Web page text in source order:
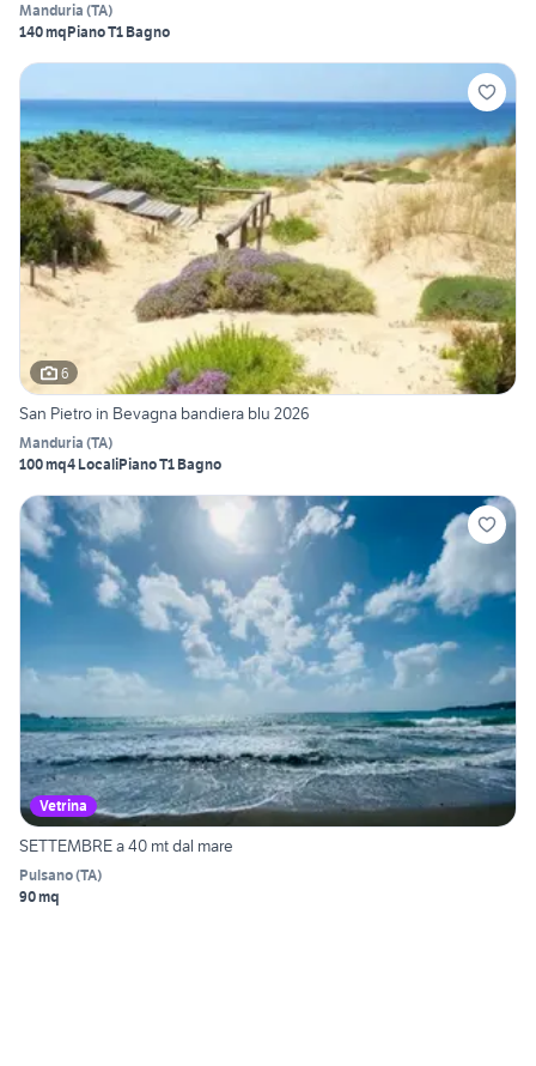
Manduria (TA)
140 mqPiano T1 Bagno
6
San Pietro in Bevagna bandiera blu 2026
Manduria (TA)
100 mq4 LocaliPiano T1 Bagno
Vetrina
SETTEMBRE a 40 mt dal mare
Pulsano(TA)
90 mq